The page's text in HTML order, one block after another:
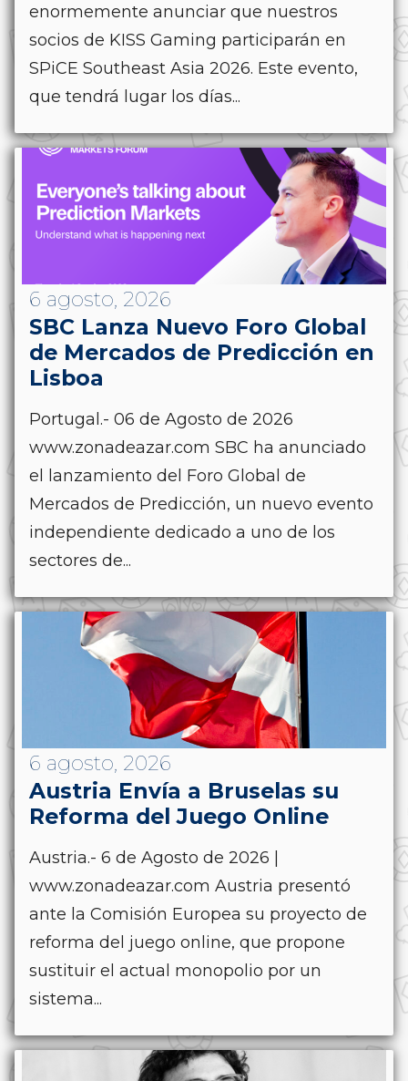
enormemente anunciar que nuestros
socios de KISS Gaming participarán en
SPiCE Southeast Asia 2026. Este evento,
que tendrá lugar los días...
6 agosto, 2026
SBC Lanza Nuevo Foro Global
de Mercados de Predicción en
Lisboa
Portugal.- 06 de Agosto de 2026
www.zonadeazar.com SBC ha anunciado
el lanzamiento del Foro Global de
Mercados de Predicción, un nuevo evento
independiente dedicado a uno de los
sectores de...
6 agosto, 2026
Austria Envía a Bruselas su
Reforma del Juego Online
Austria.- 6 de Agosto de 2026 |
www.zonadeazar.com Austria presentó
ante la Comisión Europea su proyecto de
reforma del juego online, que propone
sustituir el actual monopolio por un
sistema...